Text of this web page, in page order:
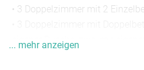
• 3 Doppelzimmer mit 2
eigener Dusche, zwei mit
... mehr anzeigen